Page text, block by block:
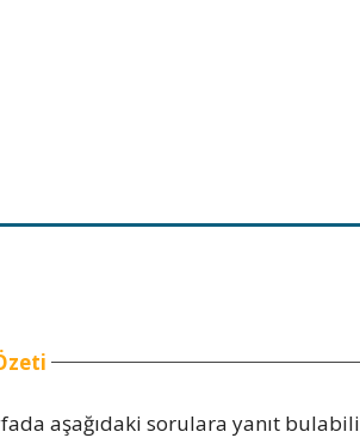
aşağıdaki sorulara yanıt